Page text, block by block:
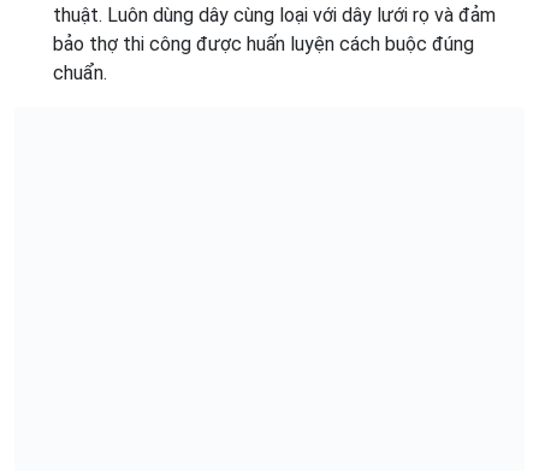
thuật. Luôn dùng dây cùng loại với dây lưới rọ và đảm
bảo thợ thi công được huấn luyện cách buộc đúng
chuẩn.